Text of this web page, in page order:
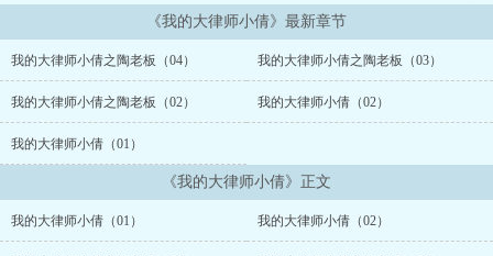
的，壹次半小时差不多。 她叫小倩，今年24，律师刚上岗，身高
163，体重48kg，D罩杯，pi股翘，腿型很好看但稍微有点短。容貌
是御姐风但xing格是可ai的那种。对陌生人很冷澹但是壹但很熟悉以
暴对待有M属xing。 今天的故事是我们在壹起很久以后了，但是第壹
次对小倩的调教。此前壹直把她捧在手心连xing事都温柔以待，可惜
感觉总是没有完全满足她的需求。后询问多次才说她喜欢被支配的感
觉，想我粗暴壹点。才有了这次的调教。...
《我的大律师小倩》最新章节
我的大律师小倩之陶老板（04） 我的大律师小倩之陶老板（03）
我的大律师小倩之陶老板（02） 我的大律师小倩（02）
我的大律师小倩（01）
《我的大律师小倩》正文
我的大律师小倩（01） 我的大律师小倩（02）